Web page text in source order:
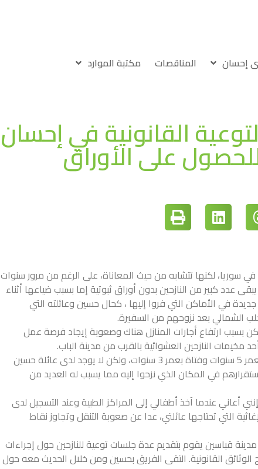
إحسان المناقصات مكتبة الموارد
القانونية في إحسان
على الأوراق
سوريا، لكنها تتشابه من حيث المعاناة، على الرغم من مرور سنوات
عدد كبير من النازحين بدون أوراق ثبوتية إما بسبب ضياعها أثناء
في الأماكن التي فروا إليها ، كحال حسين وعائلته التي
الشمالي بعد نزوحهم من السفيرة.
بسبب ارتفاع أجارات المنازل هناك وصعوبة إيجاد فرصة عمل
مخيمات النازحين العشوائية بالقرب من مدينة الباب.
حسين متزوج منذ 6 سنوات ولديه طفلان، صبي بعمر 5 سنوات وفتاة بعمر 3 سنوات، ولكن لا يوجد لدى عائلة حسين
في المكان الذي نزحوا إليه مما يسبب له العديد من
أعاني عندما آخذ أطفالي إلى المراكز الطبية وعند التسجيل لدى
التي تحتاجها عائلتي، عدا عن صعوبة التنقل وتجاوز نقاط
قباسين يقوم بتقديم عدة جلسات توعية للنازحين حول إجراءات
القانونية. التقى الفريق بحسين ومن خلال الحديث معه حول